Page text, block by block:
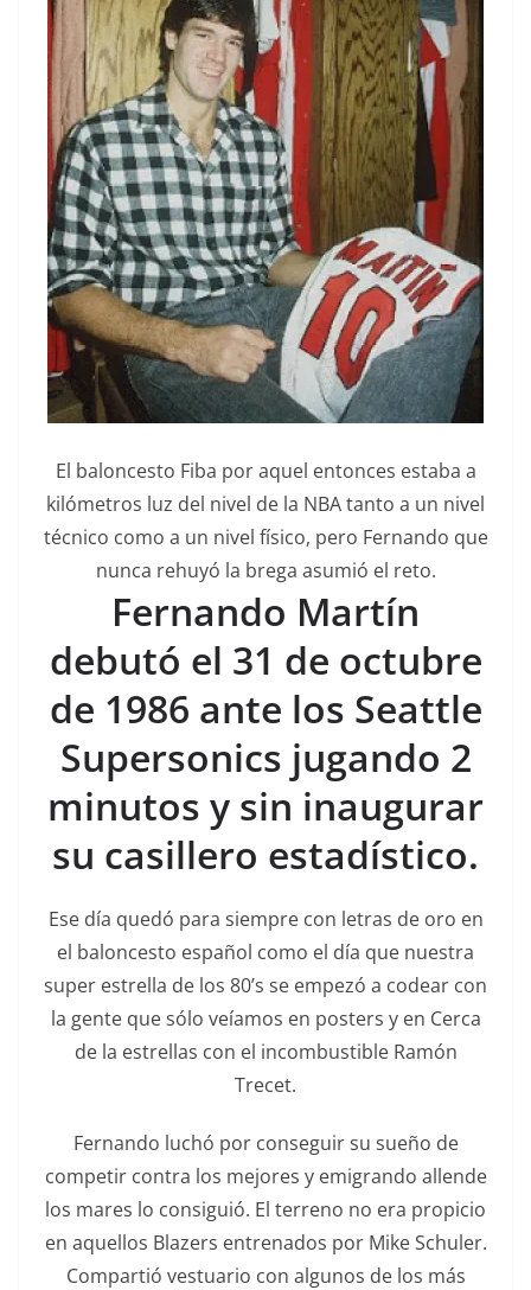
El baloncesto Fiba por aquel entonces estaba a
kilómetros luz del nivel de la NBA tanto a un nivel
técnico como a un nivel físico, pero Fernando que
nunca rehuyó la brega asumió el reto.
Fernando Martín
debutó el 31 de octubre
de 1986 ante los Seattle
Supersonics jugando 2
minutos y sin inaugurar
su casillero estadístico.
Ese día quedó para siempre con letras de oro en
el baloncesto español como el día que nuestra
super estrella de los 80’s se empezó a codear con
la gente que sólo veíamos en posters y en Cerca
de la estrellas con el incombustible Ramón
Trecet.
Fernando luchó por conseguir su sueño de
competir contra los mejores y emigrando allende
los mares lo consiguió. El terreno no era propicio
en aquellos Blazers entrenados por Mike Schuler.
Compartió vestuario con algunos de los más